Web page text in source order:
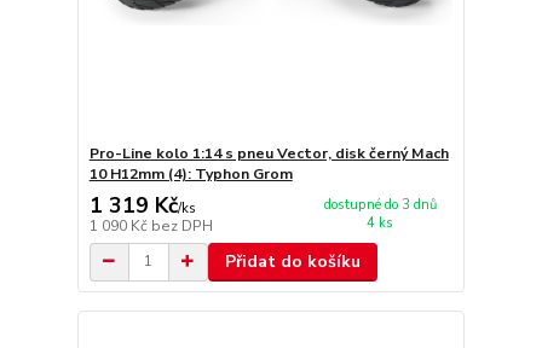
Pro-Line kolo 1:14 s pneu Vector, disk černý Mach
10 H12mm (4): Typhon Grom
1 319 Kč/ks
1 090 Kč bez DPH
dostupné do 3 dnů
4 ks
Přidat do košíku